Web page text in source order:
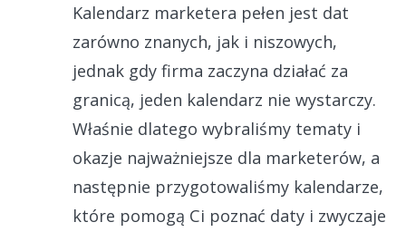
Kalendarz marketera pełen jest dat
zarówno znanych, jak i niszowych,
jednak gdy firma zaczyna działać za
granicą, jeden kalendarz nie wystarczy.
Właśnie dlatego wybraliśmy tematy i
okazje najważniejsze dla marketerów, a
następnie przygotowaliśmy kalendarze,
które pomogą Ci poznać daty i zwyczaje